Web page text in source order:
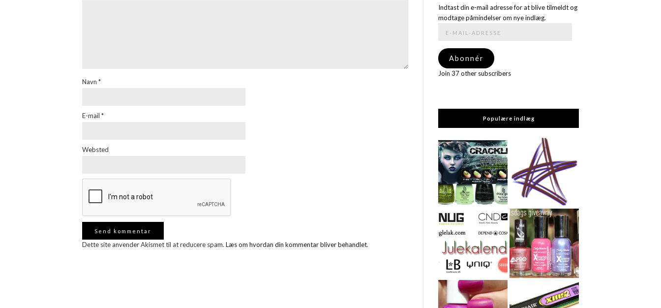
Navn *
E-mail *
Websted
Dette site anvender Akismet til at reducere spam. Læs om hvordan din kommentar bliver behandlet.
Indtast din e-mail adresse for at blive tilmeldt og
modtage påmindelser om nye indlæg.
adresse
Abonnér
Join 37 other subscribers
Populære indlæg